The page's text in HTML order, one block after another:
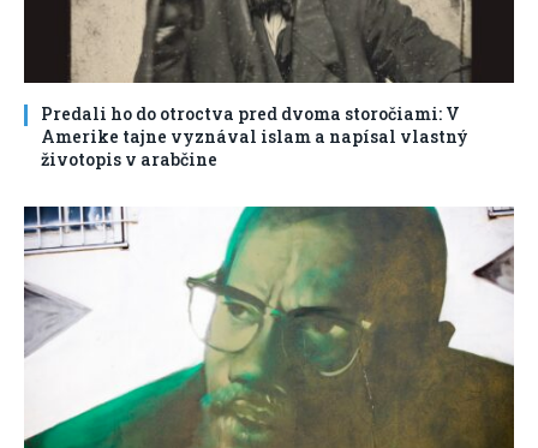
Predali ho do otroctva pred dvoma storočiami: V
Amerike tajne vyznával islam a napísal vlastný
životopis v arabčine